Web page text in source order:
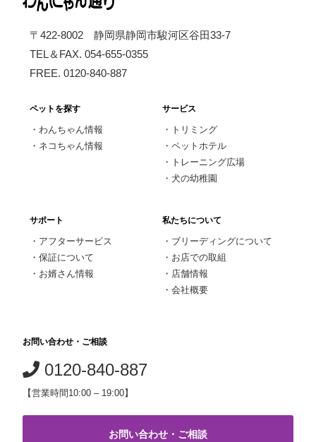
〒422-8002 静岡県静岡市駿河区谷田33-7
TEL＆FAX. 054-655-0355
FREE. 0120-840-887
ペットを探す
・わんちゃん情報
・ ネコちゃん情報
サービス
・ トリミング
・ペットホテル
・ トレーニング広場
・犬の幼稚園
サポート
・ アフターサービス
・保証について
・ お婿さん情報
私たちについて
・ ブリーディングについて
・ お店での取組
・ 店舗情報
・会社概要
お問い合わせ・ご相談
0120-840-887
【営業時間10:00 – 19:00】
お問い合わせ・ご相談